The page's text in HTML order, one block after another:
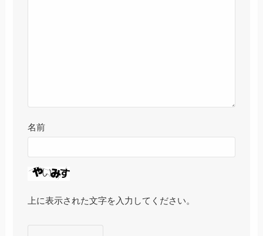
名前
上に表示された文字を入力してください。